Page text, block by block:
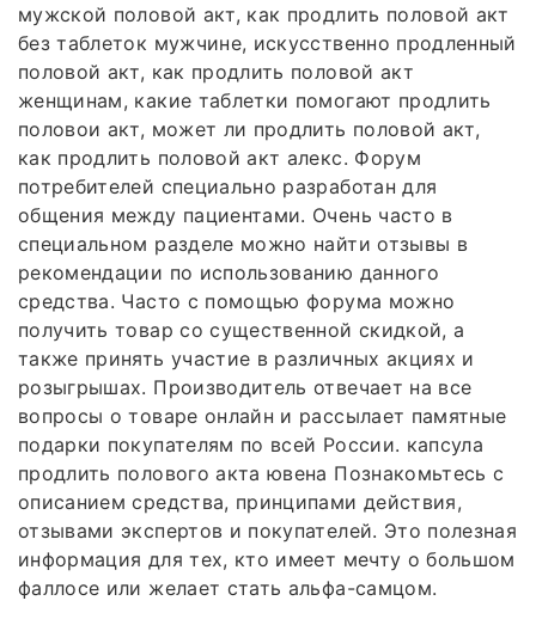
мужской половой акт, как продлить половой акт
без таблеток мужчине, искусственно продленный
половой акт, как продлить половой акт
женщинам, какие таблетки помогают продлить
половои акт, может ли продлить половой акт,
как продлить половой акт алекс. Форум
потребителей специально разработан для
общения между пациентами. Очень часто в
специальном разделе можно найти отзывы в
рекомендации по использованию данного
средства. Часто с помощью форума можно
получить товар со существенной скидкой, а
также принять участие в различных акциях и
розыгрышах. Производитель отвечает на все
вопросы о товаре онлайн и рассылает памятные
подарки покупателям по всей России. капсула
продлить полового акта ювена Познакомьтесь с
описанием средства, принципами действия,
отзывами экспертов и покупателей. Это полезная
информация для тех, кто имеет мечту о большом
фаллосе или желает стать альфа-самцом.